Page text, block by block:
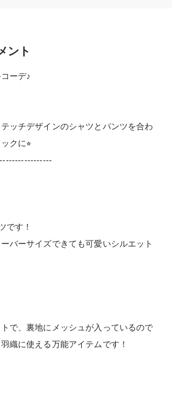
ント
ーデ♪
ッチデザインのシャツとパンツを合わ
クに⭐︎
です！
バーサイズできても可愛いシルエット
で、裏地にメッシュが入っているので
織に使える万能アイテムです！